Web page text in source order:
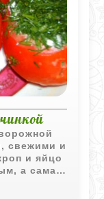
свежими и
и яйцо
а сама